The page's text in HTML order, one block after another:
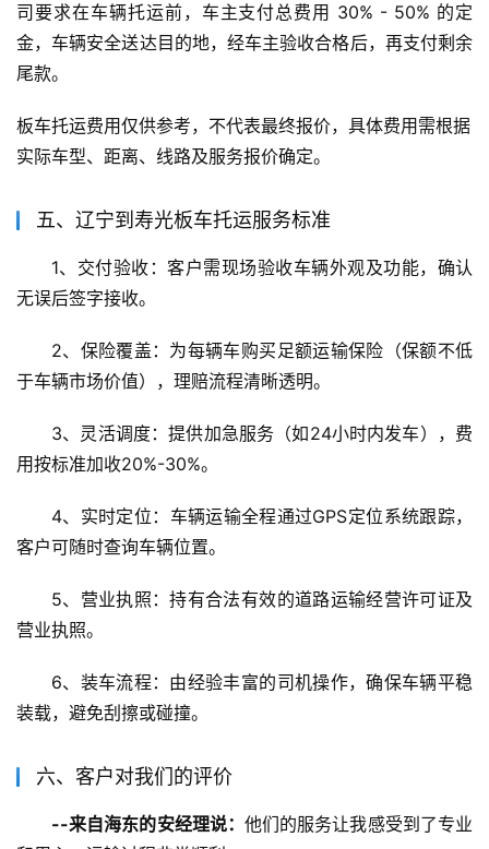
司要求在车辆托运前，车主支付总费用 30% - 50% 的定
金，车辆安全送达目的地，经车主验收合格后，再支付剩余
尾款。
板车托运费用仅供参考，不代表最终报价，具体费用需根据
实际车型、距离、线路及服务报价确定。
五、辽宁到寿光板车托运服务标准
1、交付验收：客户需现场验收车辆外观及功能，确认
无误后签字接收。
2、保险覆盖：为每辆车购买足额运输保险（保额不低
于车辆市场价值），理赔流程清晰透明。
3、灵活调度：提供加急服务（如24小时内发车），费
用按标准加收20%-30%。
4、实时定位：车辆运输全程通过GPS定位系统跟踪，
客户可随时查询车辆位置。
5、营业执照：持有合法有效的道路运输经营许可证及
营业执照。
6、装车流程：由经验丰富的司机操作，确保车辆平稳
装载，避免刮擦或碰撞。
六、客户对我们的评价
--来自海东的安经理说： 他们的服务让我感受到了专业